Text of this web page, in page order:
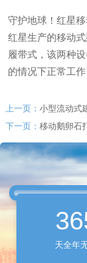
守护地球！红星
红星生产的移动
履带式，该两种
的情况下正常工
上一页： 小型流动式
下一页： 移动鹅卵石
天全年